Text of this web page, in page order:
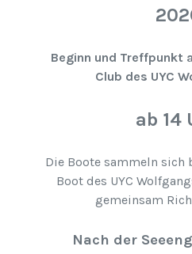
Beginn und Treffpunkt
Club des UYC
ab 14
Die Boote sammeln sich
Boot des UYC
gemeinsam
Nach der